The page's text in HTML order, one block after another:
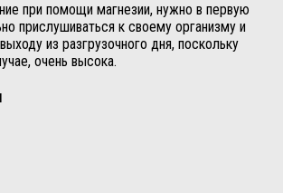
при помощи магнезии, нужно в первую
прислушиваться к своему организму и
из разгрузочного дня, поскольку
очень высока.